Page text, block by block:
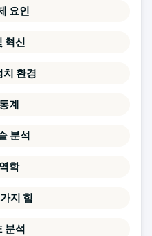
요인
혁신
치 환경
계
분석
학
지 힘
분석